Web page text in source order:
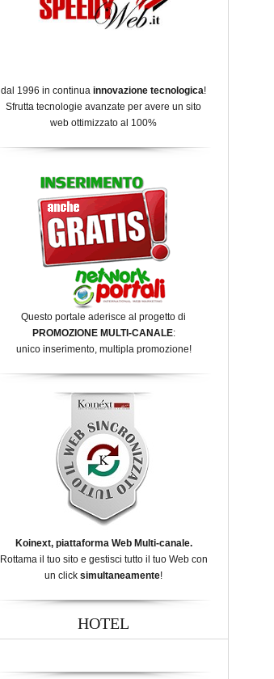
dal 1996 in continua innovazione tecnologica!
Sfrutta tecnologie avanzate per avere un sito
web ottimizzato al 100%
Questo portale aderisce al progetto di
PROMOZIONE MULTI-CANALE:
unico inserimento, multipla promozione!
Koinext, piattaforma Web Multi-canale.
Rottama il tuo sito e gestisci tutto il tuo Web con
un click simultaneamente!
HOTEL